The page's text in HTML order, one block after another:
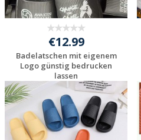
€12.99
Badelatschen mit eigenem
Logo günstig bedrucken
lassen
Individuelles
Angebot anfordern